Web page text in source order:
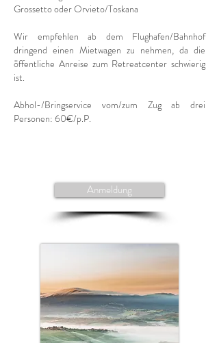
Grossetto oder Orvieto/Toskana
Wir empfehlen ab dem Flughafen/Bahnhof
dringend einen Mietwagen zu nehmen, da die
öffentliche Anreise zum Retreatcenter schwierig
ist.
Abhol-/Bringservice vom/zum Zug ab drei
Personen: 60€/p.P.
Anmeldung